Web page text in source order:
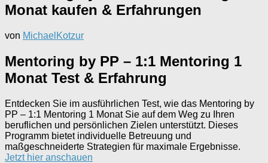
Monat kaufen & Erfahrungen
von MichaelKotzur
Mentoring by PP – 1:1 Mentoring 1
Monat Test & Erfahrung
Entdecken Sie im ausführlichen Test, wie das Mentoring by
PP – 1:1 Mentoring 1 Monat Sie auf dem Weg zu Ihren
beruflichen und persönlichen Zielen unterstützt. Dieses
Programm bietet individuelle Betreuung und
maßgeschneiderte Strategien für maximale Ergebnisse.
Jetzt hier anschauen